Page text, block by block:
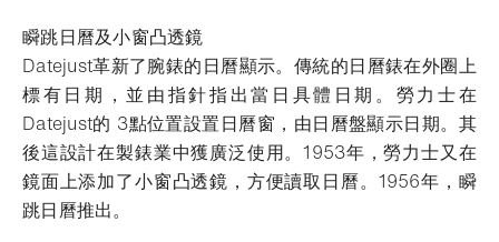
瞬跳日曆及小窗凸透鏡
Datejust革新了腕錶的日曆顯示。傳統的日曆錶在外圈上
標有日期，並由指針指出當日具體日期。勞力士在
Datejust的 3點位置設置日曆窗，由日曆盤顯示日期。其
後這設計在製錶業中獲廣泛使用。1953年，勞力士又在
鏡面上添加了小窗凸透鏡，方便讀取日曆。1956年，瞬
跳日曆推出。